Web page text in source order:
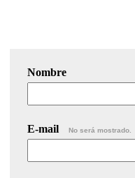
Nombre
E-mail No será mostrado.